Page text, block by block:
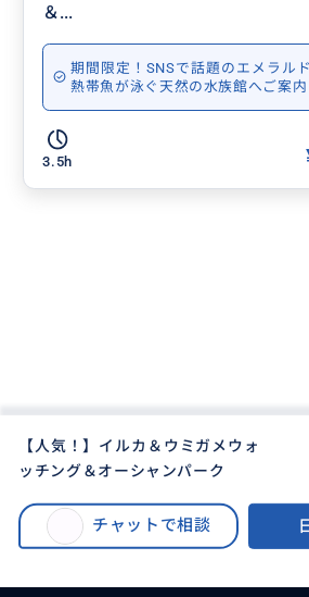
＆...
期間限定！SNSで話題のエメラル
熱帯魚が泳ぐ天然の水族館へご案内
3.5h
【人気！】イルカ＆ウミガメウォ
ッチング＆オーシャンパーク
チャットで相談
イルカ＆ウミガメウォッチング＆オーシャンパー
ールやアクアウォーク＆エメラルドバレー見